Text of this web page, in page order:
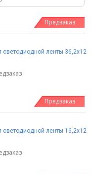
Предзаказ
ленты 36,2х12
Предзаказ
ленты 16,2х12